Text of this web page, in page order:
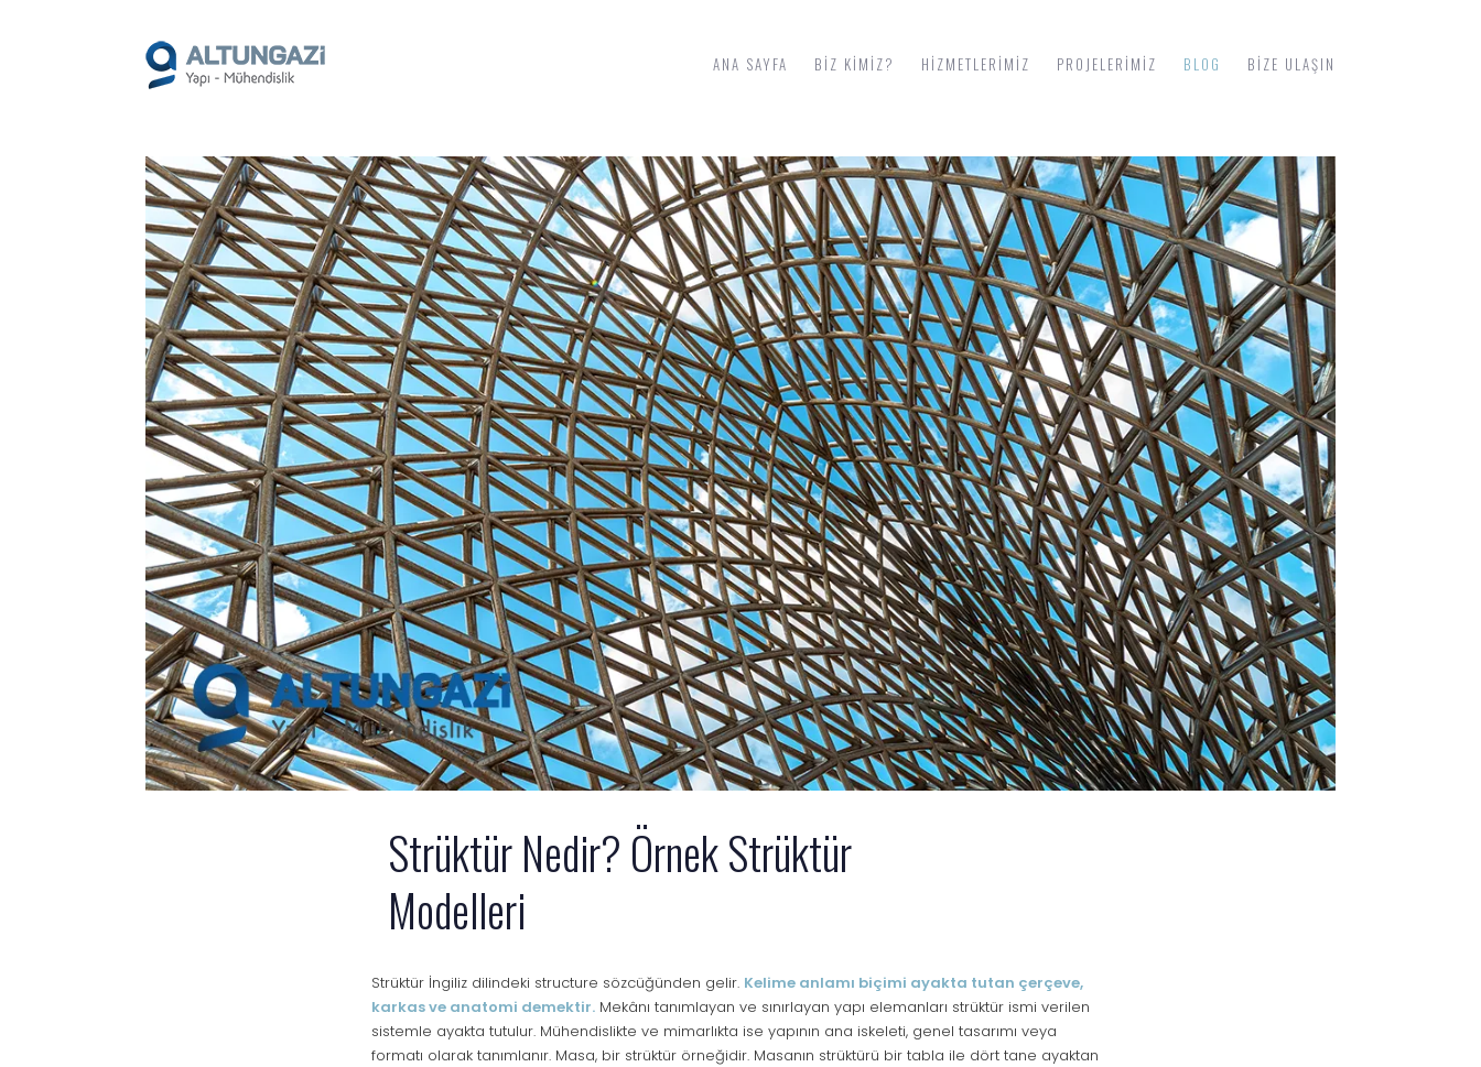
ANA SAYFA BIZ KIMIZ? HIZMETLERIMIZ PROJELERIMIZ BLOG BIZE ULAŞIN
Strüktür Nedir? Örnek Strüktür
Modelleri
Strüktür İngiliz dilindeki structure sözcüğünden gelir. Kelime anlamı biçimi ayakta tutan çerçeve,
karkas ve anatomi demektir. Mekânı tanımlayan ve sınırlayan yapı elemanları strüktür ismi verilen
sistemle ayakta tutulur. Mühendislikte ve mimarlıkta ise yapının ana iskeleti, genel tasarımı veya
formatı olarak tanımlanır. Masa, bir strüktür örneğidir. Masanın strüktürü bir tabla ile dört tane ayaktan